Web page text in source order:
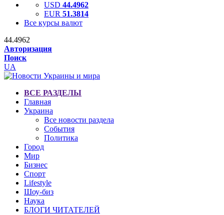
USD 44.4962
EUR 51.3814
Все курсы валют
44.4962
Авторизация
Поиск
UA
ВСЕ РАЗДЕЛЫ
Главная
Украина
Все новости раздела
События
Политика
Город
Мир
Бизнес
Спорт
Lifestyle
Шоу-биз
Наука
БЛОГИ ЧИТАТЕЛЕЙ